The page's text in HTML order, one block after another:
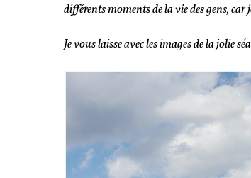
différents moments de la vie des gens,
Je vous laisse avec les images de la jolie